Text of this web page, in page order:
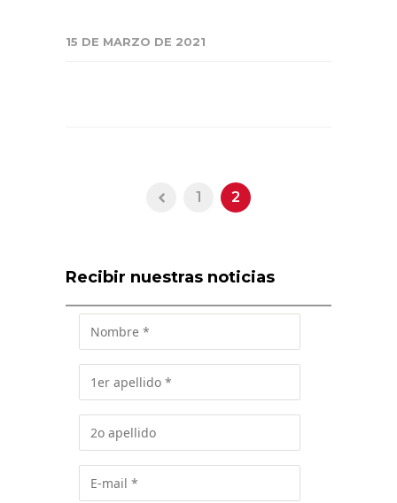
15 DE MARZO DE 2021
1 2
Recibir nuestras noticias